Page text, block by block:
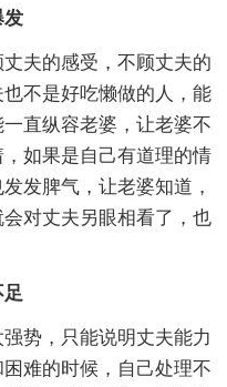
发
夫的感受，不顾丈夫的
不是好吃懒做的人，能
直纵容老婆，让老婆不
如果是自己有道理的情
发脾气，让老婆知道，
对丈夫另眼相看了，也
势，只能说明丈夫能力
难的时候，自己处理不